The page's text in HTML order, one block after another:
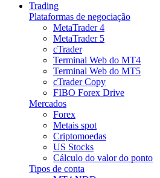
Trading
Plataformas de negociação
MetaTrader 4
MetaTrader 5
cTrader
Terminal Web do MT4
Terminal Web do MT5
cTrader Copy
FIBO Forex Drive
Mercados
Forex
Metais spot
Criptomoedas
US Stocks
Cálculo do valor do ponto
Tipos de conta